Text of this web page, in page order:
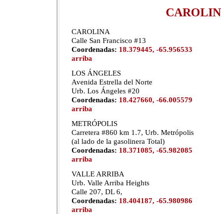
CAROLINA
Calle San Francisco #13
Coordenadas: 18.379445, -65.956533
arriba
LOS ÁNGELES
Avenida Estrella del Norte
Urb. Los Ángeles #20
Coordenadas: 18.427660, -66.005579
arriba
METRÓPOLIS
Carretera #860 km 1.7, Urb. Metrópolis
(al lado de la gasolinera Total)
Coordenadas: 18.371085, -65.982085
arriba
VALLE ARRIBA
Urb. Valle Arriba Heights
Calle 207, DL 6,
Coordenadas: 18.404187, -65.980986
arriba